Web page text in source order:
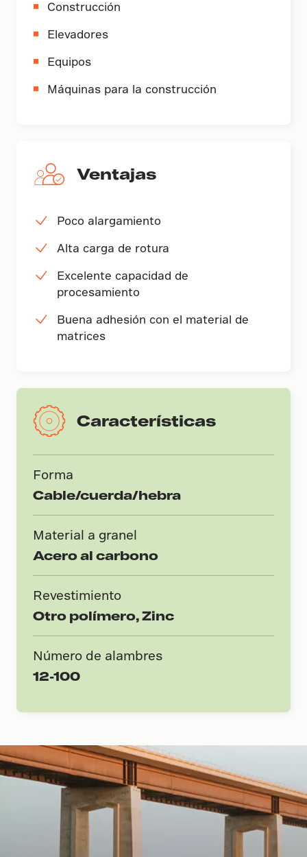
Construcción
Elevadores
Equipos
Máquinas para la construcción
Ventajas
Poco alargamiento
Alta carga de rotura
Excelente capacidad de
procesamiento
Buena adhesión con el material de
matrices
Características
Forma
Cable/cuerda/hebra
Material a granel
Acero al carbono
Revestimiento
Otro polímero, Zinc
Número de alambres
12-100